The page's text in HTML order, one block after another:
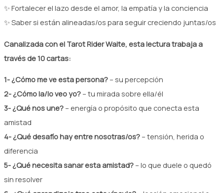
✨ Fortalecer el lazo desde el amor, la empatía y la conciencia
✨ Saber si están alineadas/os para seguir creciendo juntas/os
Canalizada con el Tarot Rider Waite, esta lectura trabaja a
través de 10 cartas:
1- ¿Cómo me ve esta persona? – su percepción
2- ¿Cómo la/lo veo yo? – tu mirada sobre ella/él
3- ¿Qué nos une? – energía o propósito que conecta esta
amistad
4- ¿Qué desafío hay entre nosotras/os? – tensión, herida o
diferencia
5- ¿Qué necesita sanar esta amistad? – lo que duele o quedó
sin resolver